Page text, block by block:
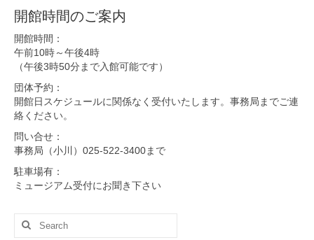
開館時間のご案内
開館時間：
午前10時～午後4時
（午後3時50分まで入館可能です）
団体予約：
開館日スケジュールに関係なく受付いたします。事務局までご連
絡ください。
問い合せ：
事務局（小川）025-522-3400まで
駐車場有：
ミュージアム受付にお聞き下さい
Search
for: